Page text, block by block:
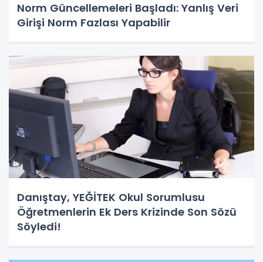
Norm Güncellemeleri Başladı: Yanlış Veri
Girişi Norm Fazlası Yapabilir
Danıştay, YEĞİTEK Okul Sorumlusu
Öğretmenlerin Ek Ders Krizinde Son Sözü
Söyledi!